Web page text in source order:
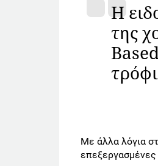
Η
της
Με άλλα λόγια